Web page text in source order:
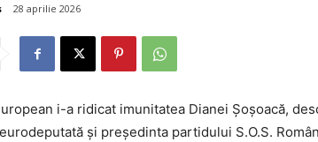
28 aprilie 2026
și președinta partidului S.O.S.